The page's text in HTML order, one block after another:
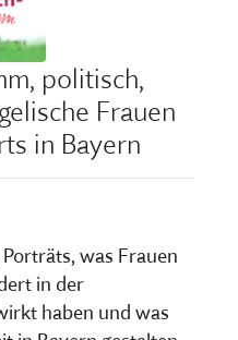
politisch,
Frauen
in Bayern
Porträts, was Frauen
in der
haben und was